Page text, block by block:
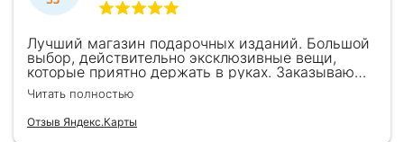
Лучший магазин подарочных изданий. Большой
выбор, действительно эксклюзивные вещи,
которые приятно держать в руках. Заказываю
здесь уже второй раз для бизнес-партнеров,
всегда всё безупречно — от общения с
консультантами до качества самих книг.
Однозначно рекомендую
Читать полностью
Отзыв Яндекс.Карты